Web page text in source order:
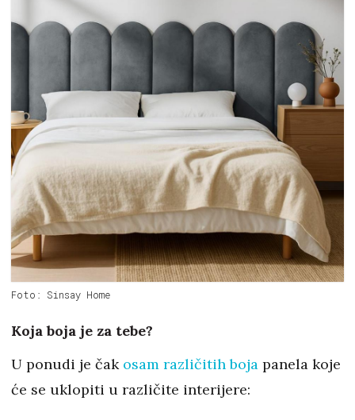
Foto: Sinsay Home
Koja boja je za tebe?
U ponudi je čak osam različitih boja panela koje
će se uklopiti u različite interijere: